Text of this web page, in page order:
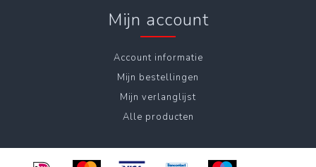
Mijn account
Account informatie
Mijn bestellingen
Mijn verlanglijst
Alle producten